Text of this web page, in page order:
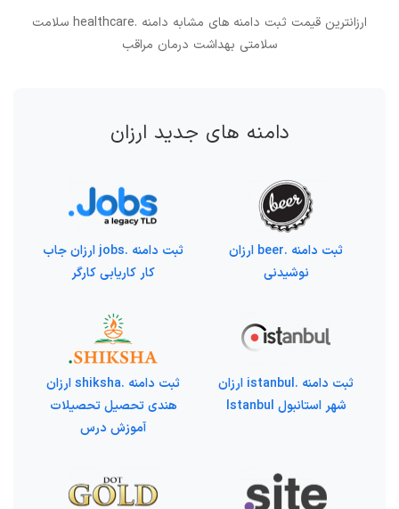
ارزانترین قیمت ثبت دامنه های مشابه دامنه .healthcare سلامت
سلامتی بهداشت درمان مراقب
دامنه های جدید ارزان
ثبت دامنه .beer ارزان
نوشیدنی
ثبت دامنه .jobs ارزان جاب
کار کاریابی کارگر
ثبت دامنه .istanbul ارزان
شهر استانبول Istanbul
ثبت دامنه .shiksha ارزان
هندی تحصیل تحصیلات
آموزش درس